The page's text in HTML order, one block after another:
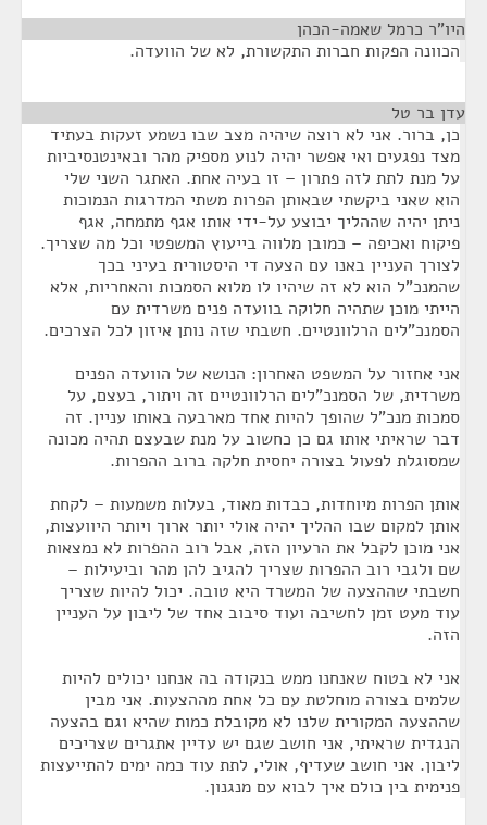
היו"ר כרמל שאמה-הכהן
הכוונה הפקות חברות התקשורת, לא של הוועדה.
עדן בר טל
כן, ברור. אני לא רוצה שיהיה מצב שבו נשמע זעקות בעתיד
מצד נפגעים ואי אפשר יהיה לנוע מספיק מהר ובאינטנסיביות
על מנת לתת לזה פתרון – זו בעיה אחת. האתגר השני שלי
הוא שאני ביקשתי שבאותן הפרות משתי המדרגות הנמוכות
ניתן יהיה שההליך יבוצע על-ידי אותו אגף מתמחה, אגף
פיקוח ואכיפה – כמובן מלווה בייעוץ המשפטי וכל מה שצריך.
לצורך העניין באנו עם הצעה די היסטורית בעיני בכך
שהמנכ"ל הוא לא זה שיהיו לו מלוא הסמכות והאחריות, אלא
הייתי מוכן שתהיה חלוקה בוועדה פנים משרדית עם
הסמנכ"לים הרלוונטיים. חשבתי שזה נותן איזון לכל הצרכים.
אני אחזור על המשפט האחרון: הנושא של הוועדה הפנים
משרדית, של הסמנכ"לים הרלוונטיים זה ויתור, בעצם, על
סמכות מנכ"ל שהופך להיות אחד מארבעה באותו עניין. זה
דבר שראיתי אותו גם כן כחשוב על מנת שבעצם תהיה מכונה
שמסוגלת לפעול בצורה יחסית חלקה ברוב ההפרות.
אותן הפרות מיוחדות, כבדות מאוד, בעלות משמעות – לקחת
אותן למקום שבו ההליך יהיה אולי יותר ארוך ויותר היוועצות,
אני מוכן לקבל את הרעיון הזה, אבל רוב ההפרות לא נמצאות
שם ולגבי רוב ההפרות שצריך להגיב להן מהר וביעילות –
חשבתי שההצעה של המשרד היא טובה. יכול להיות שצריך
עוד מעט זמן לחשיבה ועוד סיבוב אחד של ליבון על העניין
הזה.
אני לא בטוח שאנחנו ממש בנקודה בה אנחנו יכולים להיות
שלמים בצורה מוחלטת עם כל אחת מההצעות. אני מבין
שההצעה המקורית שלנו לא מקובלת כמות שהיא וגם בהצעה
הנגדית שראיתי, אני חושב שגם יש עדיין אתגרים שצריכים
ליבון. אני חושב שעדיף, אולי, לתת עוד כמה ימים להתייעצות
פנימית בין כולם איך לבוא עם מנגנון.